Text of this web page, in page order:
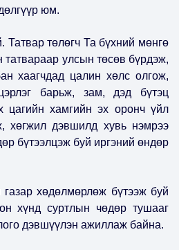
юм.
Татвар төлөгч Та бүхний мөнгө
татвараар улсын төсөв бүрдэж,
хаагчдад цалин хөлс олгож,
барьж, зам, дэд бүтэц
цагийн хамгийн эх оронч үйл
хөгжил дэвшилд хувь нэмрээ
бүтээлцэж буй иргэний өндөр
хөдөлмөрлөж бүтээж буй
хүнд суртлын чөдөр тушааг
дэвшүүлэн ажиллаж байна.